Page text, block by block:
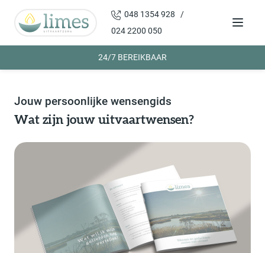
048 1354 928 /
024 2200 050
Menu
24/7 BEREIKBAAR
Jouw persoonlijke wensengids
Wat zijn jouw uitvaartwensen?